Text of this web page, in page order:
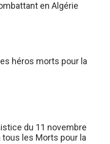
en Algérie
héros morts pour la
du 11 novembre
tous les Morts pour la